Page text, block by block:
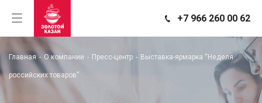
+7 966 260 00 62
Главная - О компании - Пресс-центр - Выставка-ярмарка “Неделя
российских товаров”